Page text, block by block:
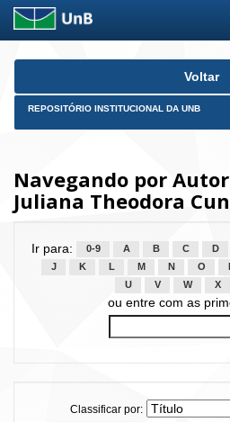
Skip
Voltar
REPOSITÓRIO INSTITUCIONAL DA UNB
Navegando por
Juliana Theodora
Ir para: 0-9 A B C D
J
K L M N O
U
V W X
ou entre com as
Classificar por: